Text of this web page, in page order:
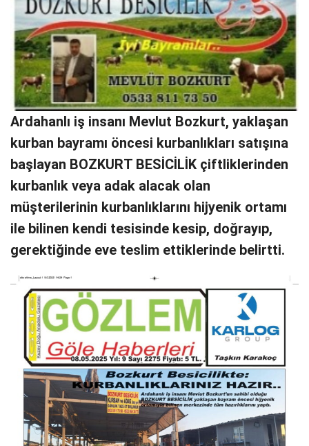
Ardahanlı iş insanı Mevlut Bozkurt, yaklaşan
kurban bayramı öncesi kurbanlıkları satışına
başlayan BOZKURT BESİCİLİK çiftliklerinden
kurbanlık veya adak alacak olan
müşterilerinin kurbanlıklarını hijyenik ortamı
ile bilinen kendi tesisinde kesip, doğrayıp,
gerektiğinde eve teslim ettiklerinde belirtti.